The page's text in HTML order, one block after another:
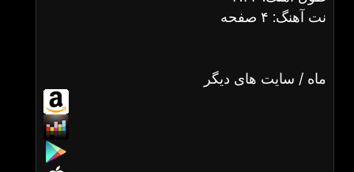
نت آهنگ: ۴ صفحه
ماه / سایت های دیگر